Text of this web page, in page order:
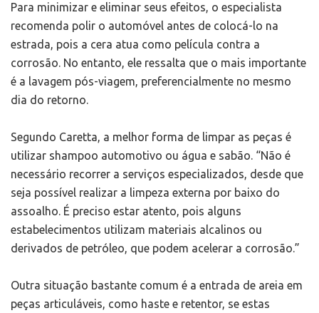
Para minimizar e eliminar seus efeitos, o especialista
recomenda polir o automóvel antes de colocá-lo na
estrada, pois a cera atua como película contra a
corrosão. No entanto, ele ressalta que o mais importante
é a lavagem pós-viagem, preferencialmente no mesmo
dia do retorno.
Segundo Caretta, a melhor forma de limpar as peças é
utilizar shampoo automotivo ou água e sabão. “Não é
necessário recorrer a serviços especializados, desde que
seja possível realizar a limpeza externa por baixo do
assoalho. É preciso estar atento, pois alguns
estabelecimentos utilizam materiais alcalinos ou
derivados de petróleo, que podem acelerar a corrosão.”
Outra situação bastante comum é a entrada de areia em
peças articuláveis, como haste e retentor, se estas